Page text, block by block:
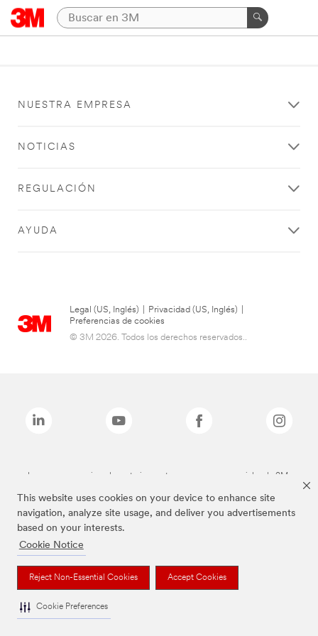
This website uses cookies on your device to enhance site
navigation, analyze site usage, and deliver you advertisements
based on your interests.
Cookie Notice
Reject Non-Essential Cookies Accept Cookies
Cookie Preferences
NUESTRA EMPRESA
NOTICIAS
REGULACIÓN
AYUDA
Legal (US, Inglés) Privacidad (US, Inglés)
Preferencias de cookies
© 3M 2026. Todos los derechos reservados..
Las marcas mencionadas anteriormente son marcas comerciales de 3M.